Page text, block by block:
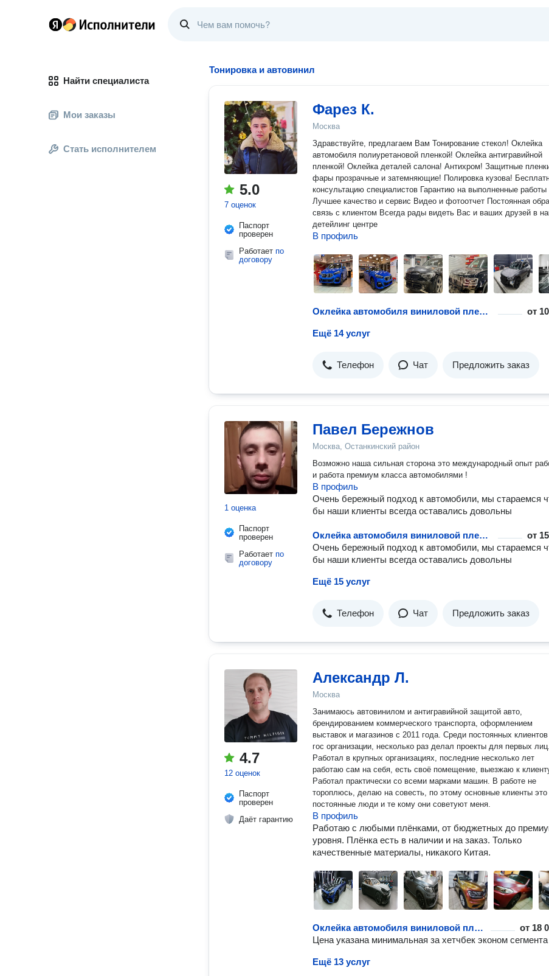
Найти специалиста
Мои заказы
Стать исполнителем
Тонировка и автовинил
5.0
7 оценок
Паспорт
проверен
Работает по
договору
Фарез К.
Москва
Здравствуйте, предлагаем Вам Тонирование стекол! Оклейка
автомобиля полиуретановой пленкой! Оклейка антигравийной
пленкой! Оклейка деталей салона! Антихром! Защитные
фары прозрачные и затемняющие! Полировка кузова! Бесплатную
консультацию специалистов Гарантию на выполненные работы
Лучшее качество и сервис Видео и фотоотчет Постоянная обратная
связь с клиентом Всегда рады видеть Вас и ваших друзей в
детейлинг центре
В профиль
Оклейка автомобиля виниловой пленкой от
Ещё 14 услуг
Телефон Чат Предложить заказ
1 оценка
Паспорт
проверен
Работает по
договору
Павел Бережнов
Москва, Останкинский район
Возможно наша сильная сторона это международный опыт
и работа премиум класса автомобилями !
В профиль
Очень бережный подход к автомобили, мы стараемся
бы наши клиенты всегда оставались довольны
Оклейка автомобиля виниловой пленкой от
Очень бережный подход к автомобили, мы стараемся
бы наши клиенты всегда оставались довольны
Ещё 15 услуг
Телефон Чат Предложить заказ
4.7
12 оценок
Паспорт
проверен
Даёт гарантию
Александр Л.
Москва
Занимаюсь автовинилом и антигравийной защитой авто,
брендированием коммерческого транспорта, оформлением
выставок и магазинов с 2011 года. Среди постоянных клиентов
гос организации, несколько раз делал проекты для первых лиц.
Работал в крупных организациях, последние несколько лет
работаю сам на себя, есть своё помещение, выезжаю к
Работал практически со всеми марками машин. В работе не
тороплюсь, делаю на совесть, по этому основные клиенты это
постоянные люди и те кому они советуют меня.
В профиль
Работаю с любыми плёнками, от бюджетных до
уровня. Плёнка есть в наличии и на заказ. Только
качественные материалы, никакого Китая.
Оклейка автомобиля виниловой пленкой от 18
Цена указана минимальная за хетчбек эконом сегмента
Ещё 13 услуг